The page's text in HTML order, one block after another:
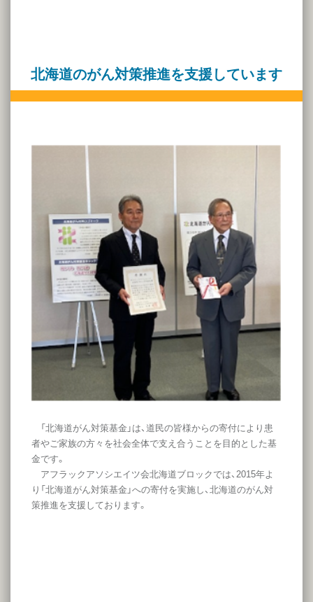
北海道のがん対策推進を支援しています
「北海道がん対策基金」は、道民の皆様からの寄付により患
者やご家族の方々を社会全体で支え合うことを目的とした基
金です。
アフラックアソシエイツ会北海道ブロックでは、2015年よ
り「北海道がん対策基金」への寄付を実施し、北海道のがん対
策推進を支援しております。